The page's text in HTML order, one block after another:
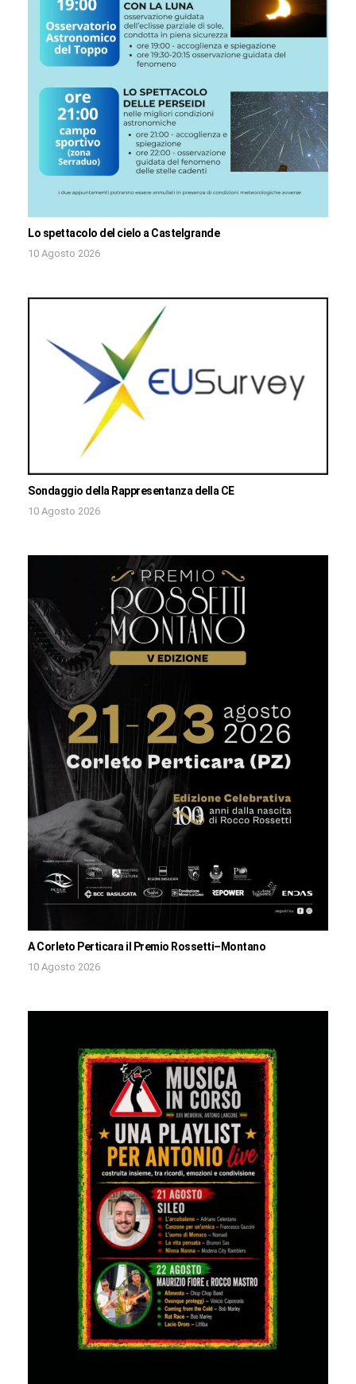
Lo spettacolo del cielo a Castelgrande
10 Agosto 2026
Sondaggio della Rappresentanza della CE
10 Agosto 2026
A Corleto Perticara il Premio Rossetti–Montano
10 Agosto 2026